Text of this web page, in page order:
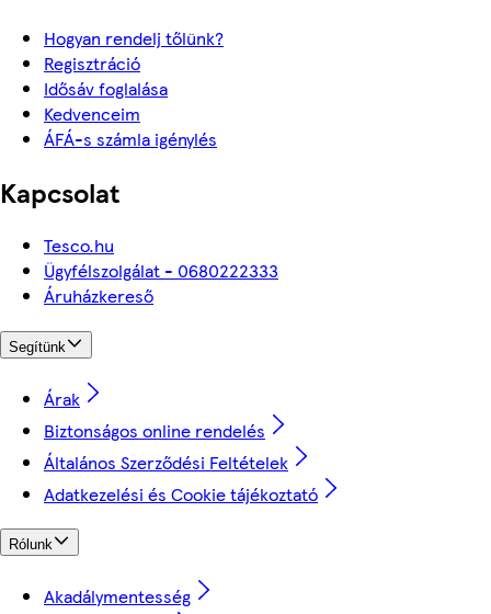
Hogyan rendelj tőlünk?
Regisztráció
Idősáv foglalása
Kedvenceim
ÁFÁ-s számla igénylés
Kapcsolat
Tesco.hu
Ügyfélszolgálat - 0680222333
Áruházkereső
Segítünk
Árak
Biztonságos online rendelés
Általános Szerződési Feltételek
Adatkezelési és Cookie tájékoztató
Rólunk
Akadálymentesség